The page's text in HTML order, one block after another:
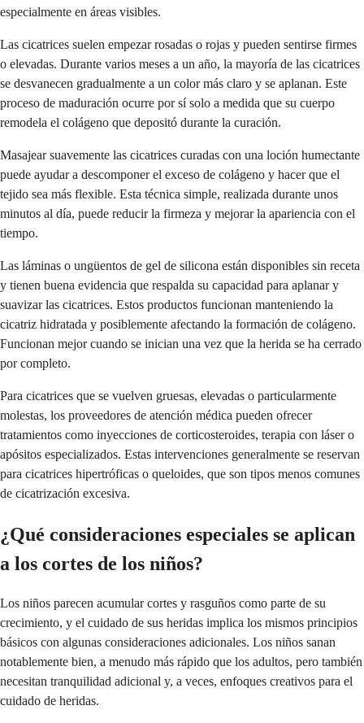
especialmente en áreas visibles.
Las cicatrices suelen empezar rosadas o rojas y pueden sentirse firmes
o elevadas. Durante varios meses a un año, la mayoría de las cicatrices
se desvanecen gradualmente a un color más claro y se aplanan. Este
proceso de maduración ocurre por sí solo a medida que su cuerpo
remodela el colágeno que depositó durante la curación.
Masajear suavemente las cicatrices curadas con una loción humectante
puede ayudar a descomponer el exceso de colágeno y hacer que el
tejido sea más flexible. Esta técnica simple, realizada durante unos
minutos al día, puede reducir la firmeza y mejorar la apariencia con el
tiempo.
Las láminas o ungüentos de gel de silicona están disponibles sin receta
y tienen buena evidencia que respalda su capacidad para aplanar y
suavizar las cicatrices. Estos productos funcionan manteniendo la
cicatriz hidratada y posiblemente afectando la formación de colágeno.
Funcionan mejor cuando se inician una vez que la herida se ha cerrado
por completo.
Para cicatrices que se vuelven gruesas, elevadas o particularmente
molestas, los proveedores de atención médica pueden ofrecer
tratamientos como inyecciones de corticosteroides, terapia con láser o
apósitos especializados. Estas intervenciones generalmente se reservan
para cicatrices hipertróficas o queloides, que son tipos menos comunes
de cicatrización excesiva.
¿Qué consideraciones especiales se aplican
a los cortes de los niños?
Los niños parecen acumular cortes y rasguños como parte de su
crecimiento, y el cuidado de sus heridas implica los mismos principios
básicos con algunas consideraciones adicionales. Los niños sanan
notablemente bien, a menudo más rápido que los adultos, pero también
necesitan tranquilidad adicional y, a veces, enfoques creativos para el
cuidado de heridas.